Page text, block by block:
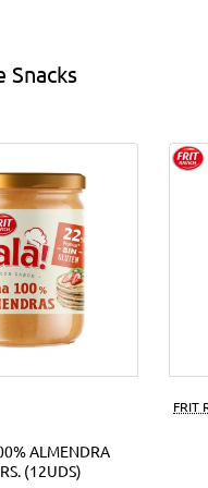
Snacks
ALMENDRA
(12UDS)
FRIT